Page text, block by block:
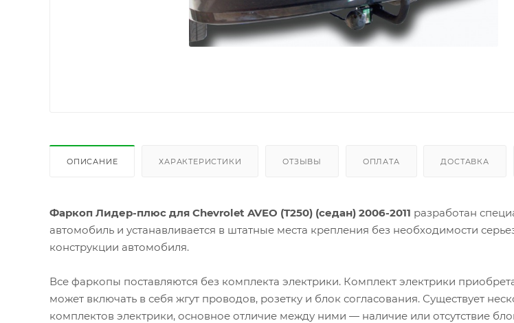
ОПИСАНИЕ ХАРАКТЕРИСТИКИ ОТЗЫВЫ ОПЛАТА ДОСТАВКА
Фаркоп Лидер-плюс для Chevrolet AVEO (T250) (седан) 2006-2011 разработан
автомобиль и устанавливается в штатные места крепления без необходимости
конструкции автомобиля.
Все фаркопы поставляются без комплекта электрики. Комплект электрики
может включать в себя жгут проводов, розетку и блок согласования. Существует
комплектов электрики, основное отличие между ними — наличие или отсутствие